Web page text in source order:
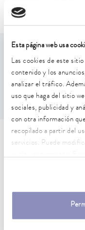
Esta página web usa
Las cookies de este
contenido y los
analizar el tráfico.
uso que haga del sitio
sociales, publicidad y
con otra información
recopilado a partir del
servicios. Puede
Mobifreeze
La caja se puede
divisiones de rejilla
DIN 12876)
Dimensiones (an x
136 x 136 x 52 mm